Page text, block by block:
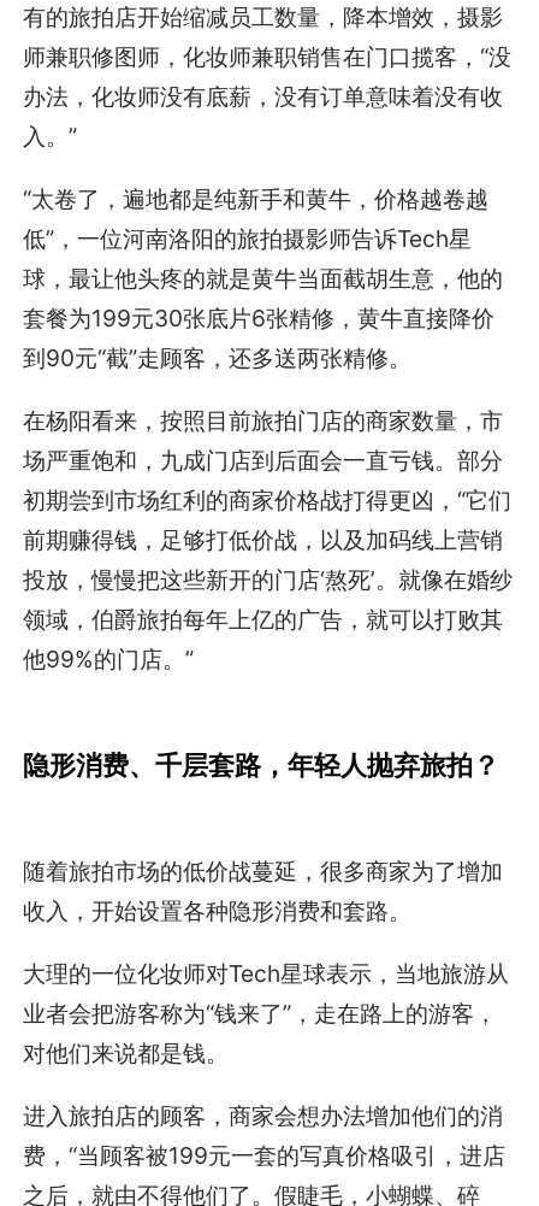
有的旅拍店开始缩减员工数量，降本增效，摄影
师兼职修图师，化妆师兼职销售在门口揽客，“没
办法，化妆师没有底薪，没有订单意味着没有收
入。”
“太卷了，遍地都是纯新手和黄牛，价格越卷越
低”，一位河南洛阳的旅拍摄影师告诉Tech星
球，最让他头疼的就是黄牛当面截胡生意，他的
套餐为199元30张底片6张精修，黄牛直接降价
到90元“截”走顾客，还多送两张精修。
在杨阳看来，按照目前旅拍门店的商家数量，市
场严重饱和，九成门店到后面会一直亏钱。部分
初期尝到市场红利的商家价格战打得更凶，“它们
前期赚得钱，足够打低价战，以及加码线上营销
投放，慢慢把这些新开的门店‘熬死’。就像在婚纱
领域，伯爵旅拍每年上亿的广告，就可以打败其
他99%的门店。”
隐形消费、千层套路，年轻人抛弃旅拍？
随着旅拍市场的低价战蔓延，很多商家为了增加
收入，开始设置各种隐形消费和套路。
大理的一位化妆师对Tech星球表示，当地旅游从
业者会把游客称为“钱来了”，走在路上的游客，
对他们来说都是钱。
进入旅拍店的顾客，商家会想办法增加他们的消
费，“当顾客被199元一套的写真价格吸引，进店
之后，就由不得他们了。假睫毛，小蝴蝶、碎